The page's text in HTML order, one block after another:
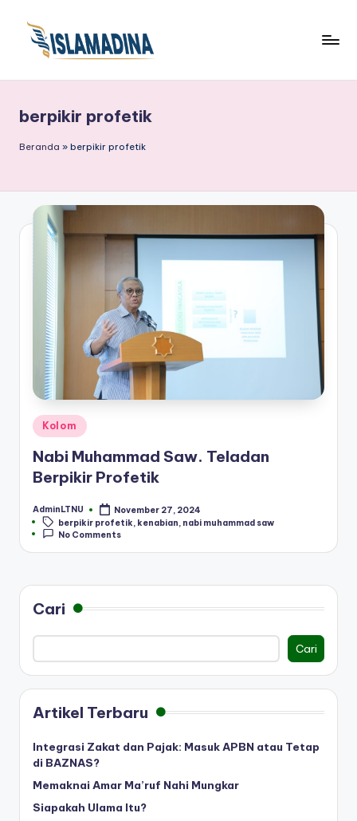
berpikir profetik
Beranda » berpikir profetik
Posted
in
Kolom
Nabi Muhammad Saw. Teladan
Berpikir Profetik
Posted
by
AdminLTNU
November 27, 2024
Tags:berpikir profetik, kenabian, nabi muhammad saw
No Comments
Cari
Cari
Artikel Terbaru
Integrasi Zakat dan Pajak: Masuk APBN atau Tetap
di BAZNAS?
Memaknai Amar Ma’ruf Nahi Mungkar
Siapakah Ulama Itu?